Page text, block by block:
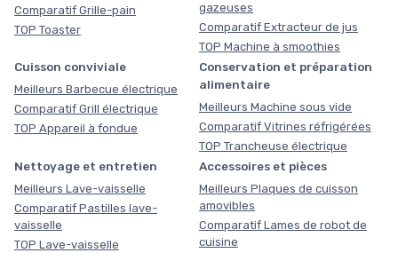
Comparatif Grille-pain
TOP Toaster
gazeuses
Comparatif Extracteur de jus
TOP Machine à smoothies
Cuisson conviviale
Meilleurs Barbecue électrique
Comparatif Grill électrique
TOP Appareil à fondue
Conservation et préparation
alimentaire
Meilleurs Machine sous vide
Comparatif Vitrines réfrigérées
TOP Trancheuse électrique
Nettoyage et entretien
Meilleurs Lave-vaisselle
Comparatif Pastilles lave-
vaisselle
TOP Lave-vaisselle
Accessoires et pièces
Meilleurs Plaques de cuisson
amovibles
Comparatif Lames de robot de
cuisine